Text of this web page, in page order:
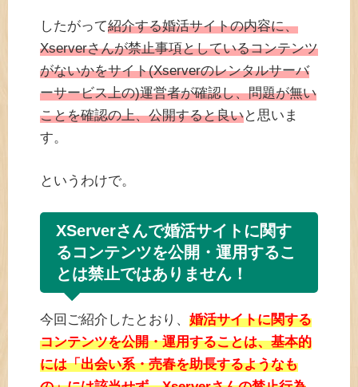
したがって紹介する婚活サイトの内容に、
Xserverさんが禁止事項としているコンテンツ
がないかをサイト(Xserverのレンタルサーバ
ーサービス上の)運営者が確認し、問題が無い
ことを確認の上、公開すると良いと思いま
す。
というわけで。
XServerさんで婚活サイトに関す
るコンテンツを公開・運用するこ
とは禁止ではありません！
今回ご紹介したとおり、 婚活サイトに関する
コンテンツを公開・運用することは、基本的
には「出会い系・売春を助長するようなも